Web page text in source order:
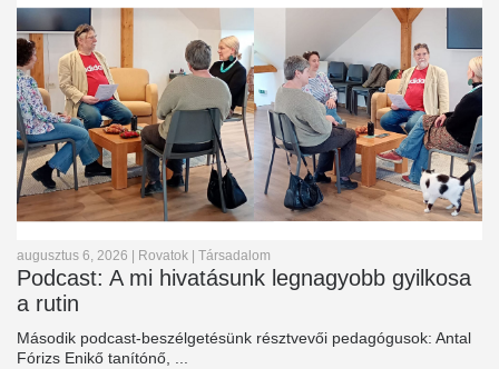
augusztus 6, 2026 Rovatok Társadalom
Podcast: A mi hivatásunk legnagyobb gyilkosa
a rutin
Második podcast-beszélgetésünk résztvevői pedagógusok: Antal
Fórizs Enikő tanítónő, ...